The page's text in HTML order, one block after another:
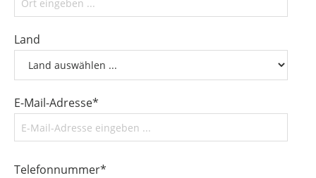
Land
E-Mail-Adresse*
Telefonnummer*